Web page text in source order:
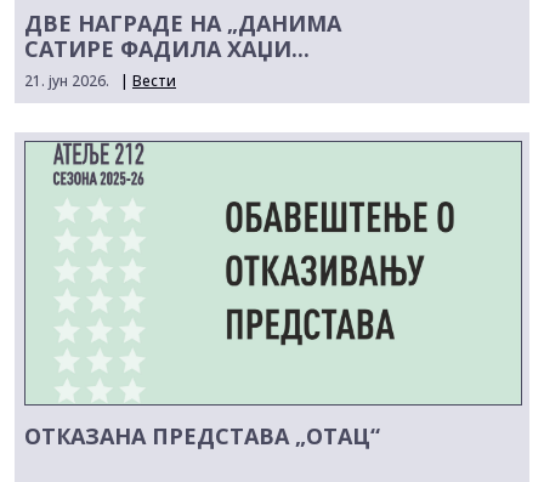
ДВЕ НАГРАДЕ НА „ДАНИМА
САТИРЕ ФАДИЛА ХАЏИ...
21. јун 2026. | Вести
ОТКАЗАНА ПРЕДСТАВА „ОТАЦ“